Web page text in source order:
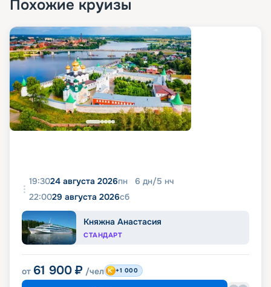
Похожие круизы
19:3024 августа 2026пн 6 дн/5 нч
22:0029 августа 2026сб
Княжна Анастасия
СТАНДАРТ
от 61 900 ₽ /чел +1 000